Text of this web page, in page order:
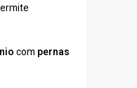
com pernas